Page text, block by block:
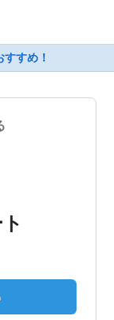
すめ！